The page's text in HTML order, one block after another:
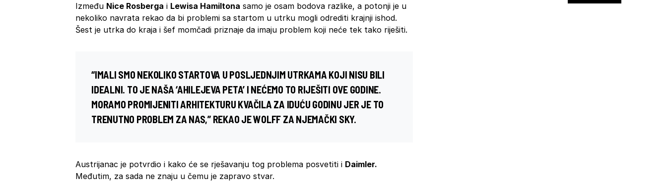
Između Nice Rosberga i Lewisa Hamiltona samo je osam bodova razlike, a potonji je u
nekoliko navrata rekao da bi problemi sa startom u utrku mogli odrediti krajnji ishod.
Šest je utrka do kraja i šef momčadi priznaje da imaju problem koji neće tek tako riješiti.
“IMALI SMO NEKOLIKO STARTOVA U POSLJEDNJIM UTRKAMA KOJI NISU BILI
IDEALNI. TO JE NAŠA ‘AHILEJEVA PETA’ I NEĆEMO TO RIJEŠITI OVE GODINE.
MORAMO PROMIJENITI ARHITEKTURU KVAČILA ZA IDUĆU GODINU JER JE TO
TRENUTNO PROBLEM ZA NAS,” REKAO JE WOLFF ZA NJEMAČKI SKY.
Austrijanac je potvrdio i kako će se rješavanju tog problema posvetiti i Daimler.
Međutim, za sada ne znaju u čemu je zapravo stvar.